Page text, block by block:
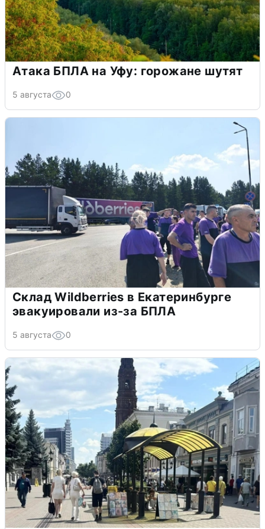
Атака БПЛА на Уфу: горожане шутят
5 августа 0
Склад Wildberries в Екатеринбурге
эвакуировали из-за БПЛА
5 августа 0